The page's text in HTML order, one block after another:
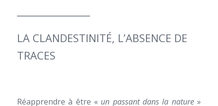
LA CLANDESTINITÉ, L’ABSENCE DE
TRACES
Réapprendre à être « un passant dans la nature»